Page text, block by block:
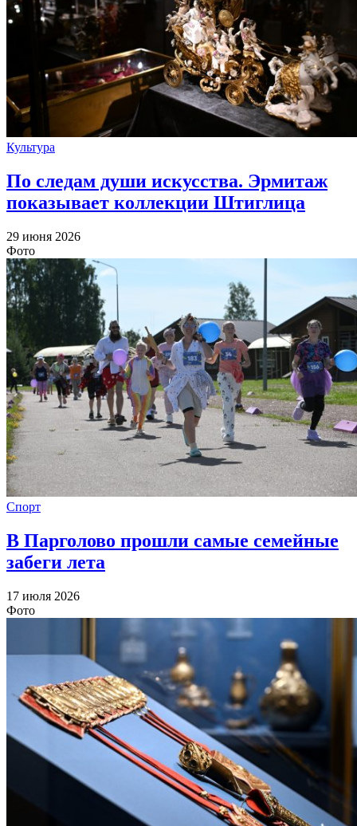
Культура
По следам души искусства. Эрмитаж
показывает коллекции Штиглица
29 июня 2026
Фото
Спорт
В Парголово прошли самые семейные
забеги лета
17 июля 2026
Фото